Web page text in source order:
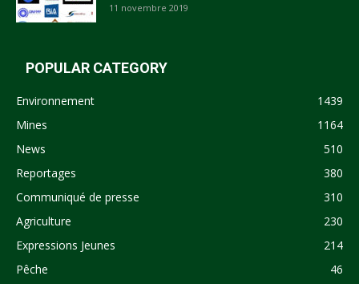
11 novembre 2019
POPULAR CATEGORY
Environnement
1439
Mines
1164
News
510
Reportages
380
Communiqué de presse
310
Agriculture
230
Expressions Jeunes
214
Pêche
46